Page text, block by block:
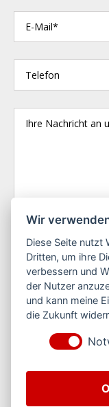
Ich habe die
genommen. Ich
und Daten zur
Wir
Diese Seite nutzt
Dritten, um ihre
verbessern und
der Nutzer
und kann meine
die Zukunft